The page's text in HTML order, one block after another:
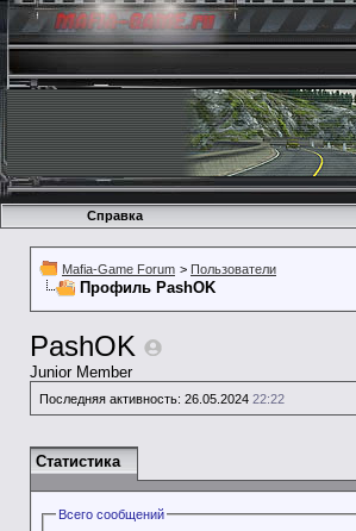
Справка
Mafia-Game Forum > Пользователи
Профиль PashOK
PashOK
Junior Member
Последняя активность: 26.05.2024 22:22
Статистика
Всего сообщений